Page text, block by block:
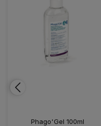
AHD 1000 1L - dezynfekcja